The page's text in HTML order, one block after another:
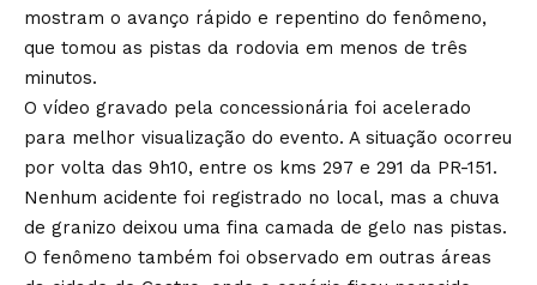
mostram o avanço rápido e repentino do fenômeno,
que tomou as pistas da rodovia em menos de três
minutos.
O vídeo gravado pela concessionária foi acelerado
para melhor visualização do evento. A situação ocorreu
por volta das 9h10, entre os kms 297 e 291 da PR-151.
Nenhum acidente foi registrado no local, mas a chuva
de granizo deixou uma fina camada de gelo nas pistas.
O fenômeno também foi observado em outras áreas